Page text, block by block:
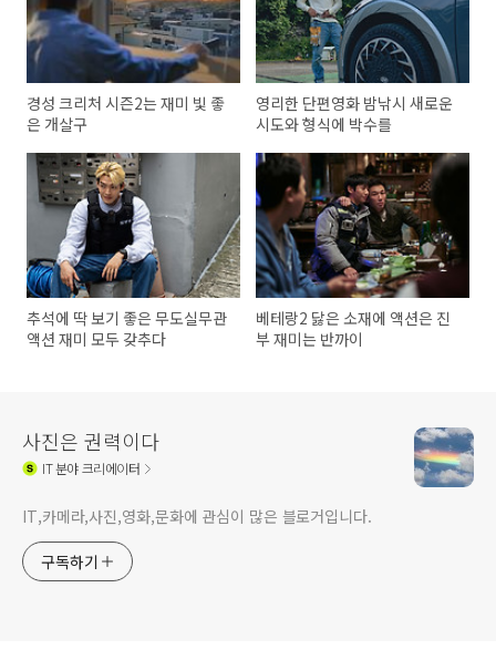
경성 크리처 시즌2는 재미 빛 좋
은 개살구
영리한 단편영화 밤낚시 새로운
시도와 형식에 박수를
추석에 딱 보기 좋은 무도실무관
액션 재미 모두 갖추다
베테랑2 닳은 소재에 액션은 진
부 재미는 반까이
사진은 권력이다
IT분야 크리에이터
IT,카메라,사진,영화,문화에 관심이 많은 블로거입니다.
구독하기